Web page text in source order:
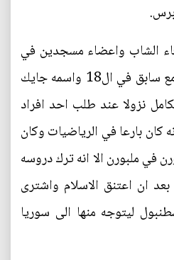
الشاب واعضاء مسجدين في
ملبورن اكدوا انه طالب لامع سابق في ال18 واسمه جايك
نزولا عند طلب احد افراد
كان بارعا في الرياضيات وكان
في ملبورن الا انه ترك دروسه
ان اعتنق الاسلام واشترى
ليتوجه منها الى سوريا